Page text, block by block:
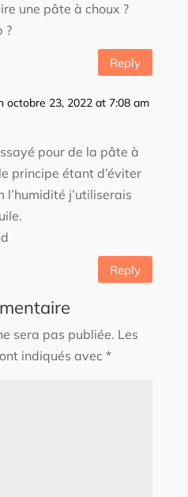
une pâte à choux ?
?
Reply
octobre 23, 2022 at 7:08 am
pour de la pâte à
principe étant d’éviter
l’humidité j’utiliserais
Reply
sera pas publiée. Les
indiqués avec *